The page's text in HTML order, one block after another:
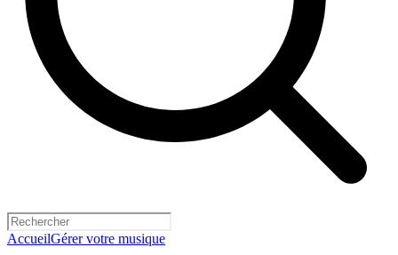
AccueilGérer votre musique